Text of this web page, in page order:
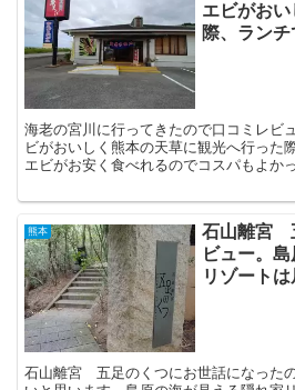
エビがお
際、ラン
海老の宮川に行ってきたので口コミレビ
ビがおいしく熊本の天草に観光へ行った
エビがお安く食べれるのでコスパもよか
熊本
石山離宮
ビュー。
リゾート
石山離宮 五足のくつにお世話になった